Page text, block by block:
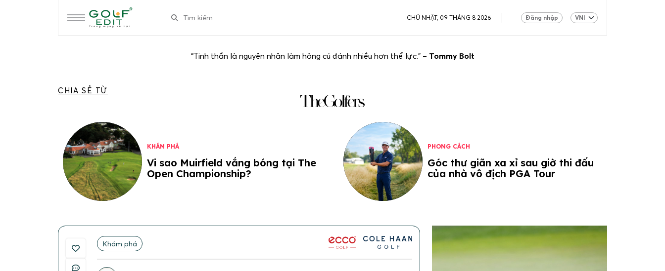
CHỦ NHẬT, 09 THÁNG 8 2026 Đăng nhập
“Tinh thần là nguyên nhân làm hỏng cú đánh nhiều hơn thể lực.” – Tommy Bolt
CHIA SẺ TỪ
KHÁM PHÁ
Vi sao Muirfield vắng bóng tại The
Open Championship?
PHONG CÁCH
Góc thư giãn xa xỉ sau giờ thi đấu
của nhà vô địch PGA Tour
Khám phá